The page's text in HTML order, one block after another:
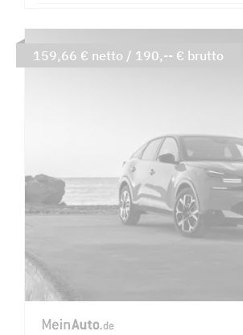
159,66 € netto / 190,-- € brutto